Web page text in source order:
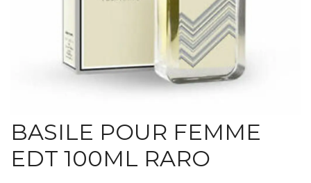
BASILE POUR FEMME
EDT 100ML RARO